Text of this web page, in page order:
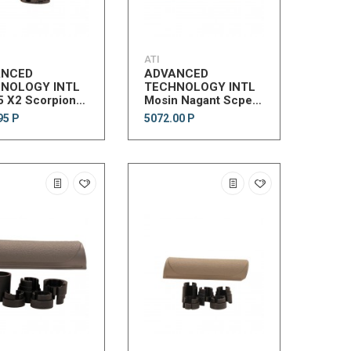
INTL
X2 Scorpion
Pistol Grip DT
Р
ATI
ADVANCED
TECHNOLOGY INTL
Mosin Nagant Scpe
Mnt w/Bolt Hndl
5072.00 Р